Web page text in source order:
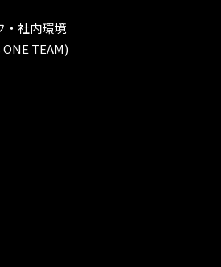
・社内環境
TEAM)